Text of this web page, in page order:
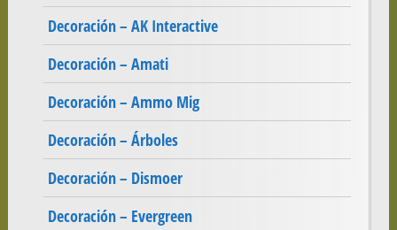
Decoración – AK Interactive
Decoración – Amati
Decoración – Ammo Mig
Decoración – Árboles
Decoración – Dismoer
Decoración – Evergreen